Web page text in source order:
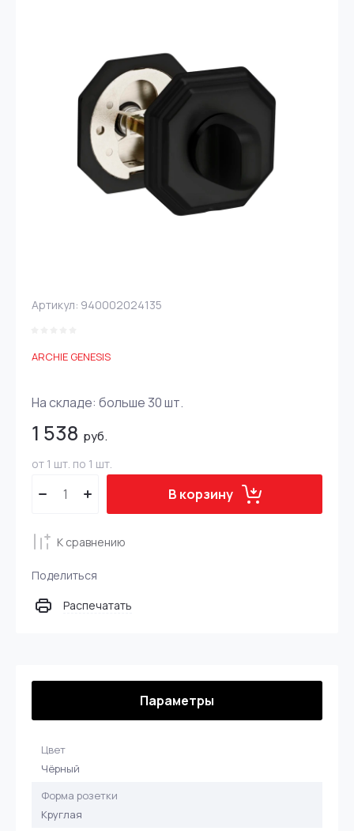
Артикул: 940002024135
ARCHIE GENESIS
На складе: больше 30шт.
1 538 руб.
от 1 шт. по 1 шт.
В корзину
К сравнению
Поделиться
Распечатать
Параметры
Цвет
Чёрный
Форма розетки
Круглая